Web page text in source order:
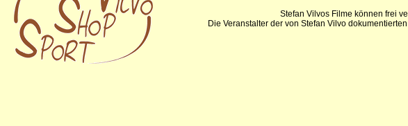
Stefan Vilvos Filme können frei
Die Veranstalter der von Stefan Vilvo